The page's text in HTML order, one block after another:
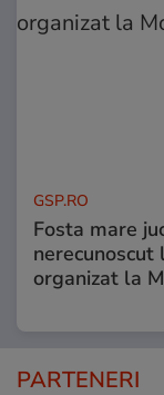
GSP.RO
Fosta mare
organizat la
PARTENERI